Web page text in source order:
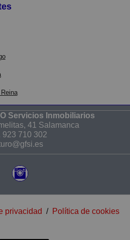
Servicios Inmobiliarios
41 Salamanca
923 710 302
privacidad / Política de cookies